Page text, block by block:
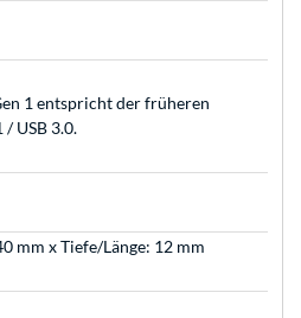
1 entspricht der früheren
/ USB 3.0.
mm x Tiefe/Länge: 12 mm